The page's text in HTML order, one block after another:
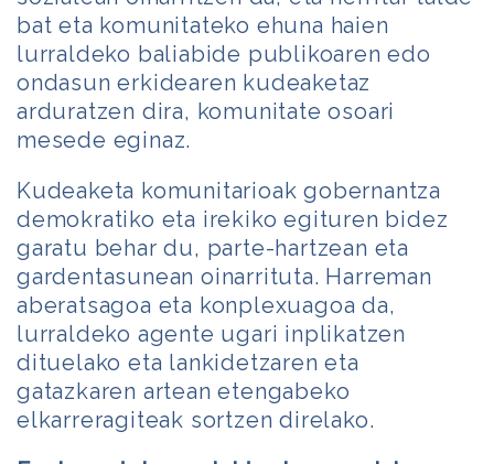
bat eta komunitateko ehuna haien
lurraldeko baliabide publikoaren edo
ondasun erkidearen kudeaketaz
arduratzen dira, komunitate osoari
mesede eginaz.
Kudeaketa komunitarioak gobernantza
demokratiko eta irekiko egituren bidez
garatu behar du, parte-hartzean eta
gardentasunean oinarrituta. Harreman
aberatsagoa eta konplexuagoa da,
lurraldeko agente ugari inplikatzen
dituelako eta lankidetzaren eta
gatazkaren artean etengabeko
elkarreragiteak sortzen direlako.